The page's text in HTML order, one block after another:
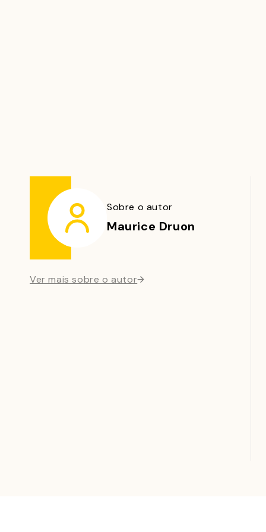
Sobre o autor
Maurice Druon
Ver mais sobre o autor